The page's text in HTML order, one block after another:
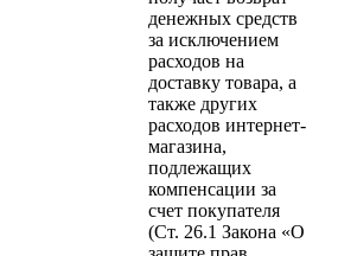
денежных средств
за исключением
расходов на
доставку товара, а
также других
расходов интернет-
магазина,
подлежащих
компенсации за
счет покупателя
(Ст. 26.1 Закона «О